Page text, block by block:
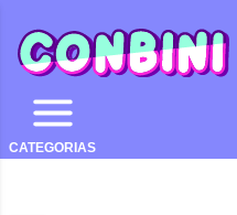
CATEGORIAS